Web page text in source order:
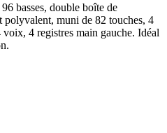
basses, double boîte de
polyvalent, muni de 82 touches, 4
4 registres main gauche. Idéal